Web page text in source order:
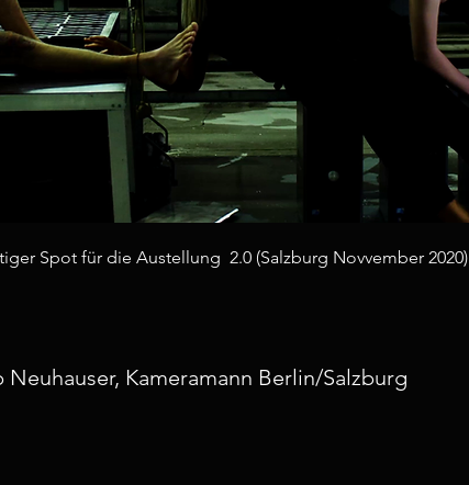
Spot für die Austellung 2.0 (Salzburg Novvember 2020)
Neuhauser, Kameramann Berlin/Salzburg